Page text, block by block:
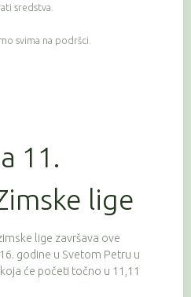
sredstva.
svima na podršci.
11.
lige
lige završava ove
godine u Svetom Petru u
će početi točno u 11,11